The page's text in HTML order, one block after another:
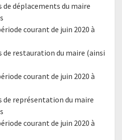
de déplacements du maire
courant de juin 2020 à
de restauration du maire (ainsi
courant de juin 2020 à
de représentation du maire
courant de juin 2020 à